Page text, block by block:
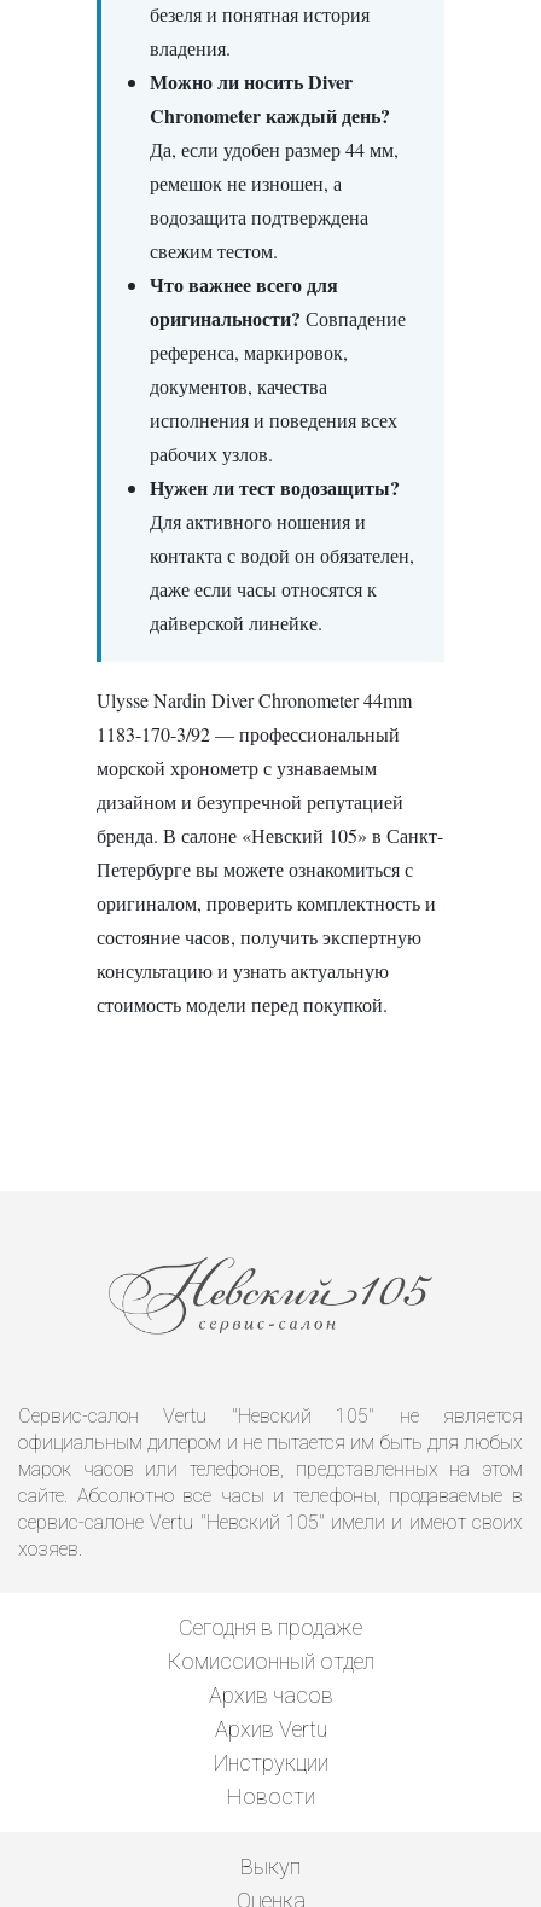
безеля и понятная история
владения.
Можно ли носить Diver
Chronometer каждый день?
Да, если удобен размер 44 мм,
ремешок не изношен, а
водозащита подтверждена
свежим тестом.
Что важнее всего для
оригинальности? Совпадение
референса, маркировок,
документов, качества
исполнения и поведения всех
рабочих узлов.
Нужен ли тест водозащиты?
Для активного ношения и
контакта с водой он обязателен,
даже если часы относятся к
дайверской линейке.
Ulysse Nardin Diver Chronometer 44mm
1183-170-3/92 — профессиональный
морской хронометр с узнаваемым
дизайном и безупречной репутацией
бренда. В салоне «Невский 105» в Санкт-
Петербурге вы можете ознакомиться с
оригиналом, проверить комплектность и
состояние часов, получить экспертную
консультацию и узнать актуальную
стоимость модели перед покупкой.
Сервис-салон Vertu "Невский 105" не является
официальным дилером и не пытается им быть для любых
марок часов или телефонов, представленных на этом
сайте. Абсолютно все часы и телефоны, продаваемые в
сервис-салоне Vertu "Невский 105" имели и имеют своих
хозяев.
Сегодня в продаже
Комиссионный отдел
Архив часов
Архив Vertu
Инструкции
Новости
Выкуп
Оценка